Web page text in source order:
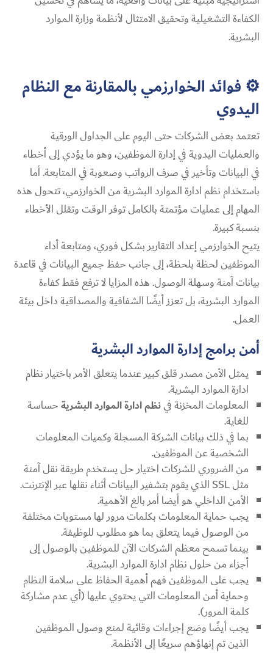
الكفاءة التشغيلية وتحقيق الامتثال لأنظمة وزارة الموارد
البشرية.
⚙️ فوائد الخوارزمي بالمقارنة مع النظام
اليدوي
تعتمد بعض الشركات حتى اليوم على الجداول الورقية
والعمليات اليدوية في إدارة الموظفين، وهو ما يؤدي إلى أخطاء
في البيانات وتأخير في صرف الرواتب وصعوبة في المتابعة. أما
باستخدام نظم ادارة الموارد البشرية من الخوارزمي، تتحول هذه
المهام إلى عمليات مؤتمتة بالكامل توفر الوقت وتقلل الأخطاء
بنسبة كبيرة.
يتيح الخوارزمي إعداد التقارير بشكل فوري، ومتابعة أداء
الموظفين لحظة بلحظة، إلى جانب حفظ جميع البيانات في قاعدة
بيانات آمنة وسهلة الوصول. هذه المزايا لا ترفع فقط كفاءة
الموارد البشرية، بل تعزز أيضًا الشفافية والمصداقية داخل بيئة
العمل.
أمن برامج إدارة الموارد البشرية
يمثل الأمن مصدر قلق كبير عندما يتعلق الأمر باختيار نظام
ادارة الموارد البشرية.
المعلومات المخزنة فينظم ادارة الموارد البشريةحساسة
للغاية.
بما في ذلك بيانات الشركة المسجلة وكميات المعلومات
الشخصية عن الموظفين.
من الضروري للشركات اختيار حل يستخدم طريقة نقل آمنة
مثل SSL الذي يقوم بتشفير البيانات أثناء نقلها عبر الإنترنت.
الأمن الداخلي هو أيضا أمر بالغ الأهمية.
يجب حماية المعلومات بكلمات مرور لها مستويات مختلفة
من الوصول فيما يتعلق بما هو مطلوب للوظيفة.
بينما تسمح معظم الشركات الآن للموظفين بالوصول إلى
أجزاء من حلول نظام ادارة الموارد البشرية.
يجب على الموظفين فهم أهمية الحفاظ على سلامة النظام
وحماية أمن المعلومات التي يحتوي عليها (أي عدم مشاركة
كلمة المرور).
يجب أيضًا وضع إجراءات وقائية لمنع وصول الموظفين
الذين تم إنهاؤهم سريعًا إلى الأنظمة.